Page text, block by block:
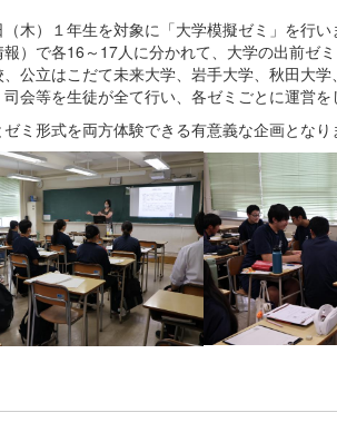
木）１年生を対象に「大学模擬ゼミ」を行
）で各16～17人に分かれて、大学の出前ゼ
公立はこだて未来大学、岩手大学、秋田大
会等を生徒が全て行い、各ゼミごとに運営を
ミ形式を両方体験できる有意義な企画となり